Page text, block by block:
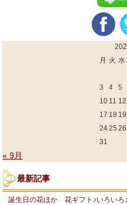
月 火 水
3
4 5
10 11 12
17 18 19
2425 26
31
« 9月
最新記事
誕生日の花ほか 花ギフト♪いろい